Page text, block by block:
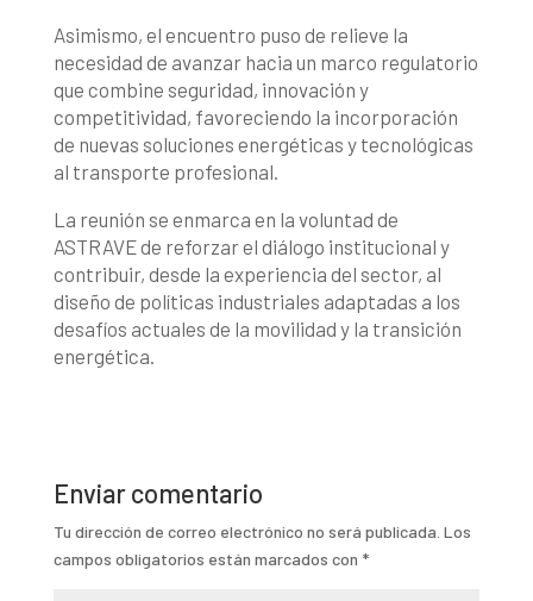
Asimismo, el encuentro puso de relieve la
necesidad de avanzar hacia un marco regulatorio
que combine seguridad, innovación y
competitividad, favoreciendo la incorporación
de nuevas soluciones energéticas y tecnológicas
al transporte profesional.
La reunión se enmarca en la voluntad de
ASTRAVE de reforzar el diálogo institucional y
contribuir, desde la experiencia del sector, al
diseño de políticas industriales adaptadas a los
desafíos actuales de la movilidad y la transición
energética.
Enviar comentario
Tu dirección de correo electrónico no será publicada. Los
campos obligatorios están marcados con *